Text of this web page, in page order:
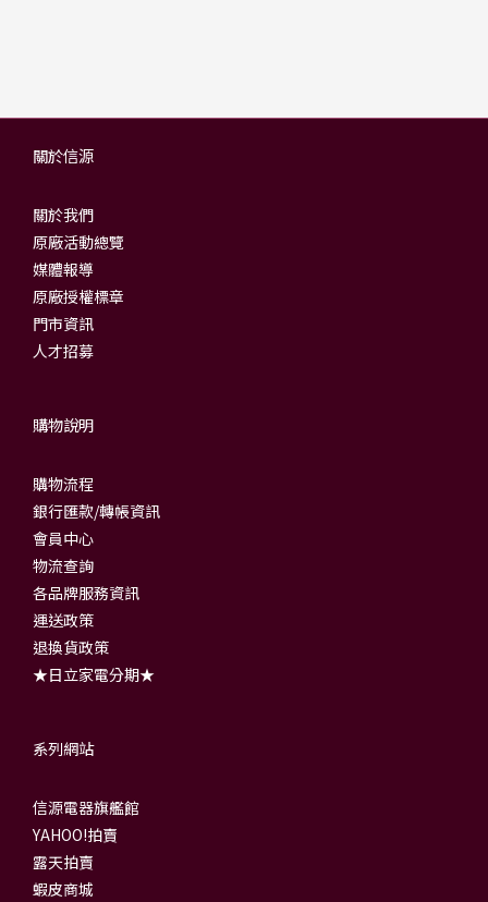
關於信源
關於我們
原廠活動總覽
媒體報導
原廠授權標章
門市資訊
人才招募
購物說明
購物流程
銀行匯款/轉帳資訊
會員中心
物流查詢
各品牌服務資訊
運送政策
退換貨政策
★日立家電分期★
系列網站
信源電器旗艦館
YAHOO!拍賣
露天拍賣
蝦皮商城